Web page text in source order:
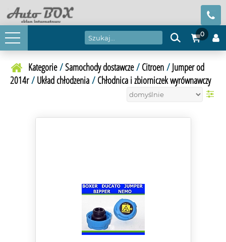
0
Kategorie/Samochody dostawcze/ Citroen/ Jumper od
2014r/ Układ chłodzenia / Chłodnica i zbiorniczek wyrównawczy